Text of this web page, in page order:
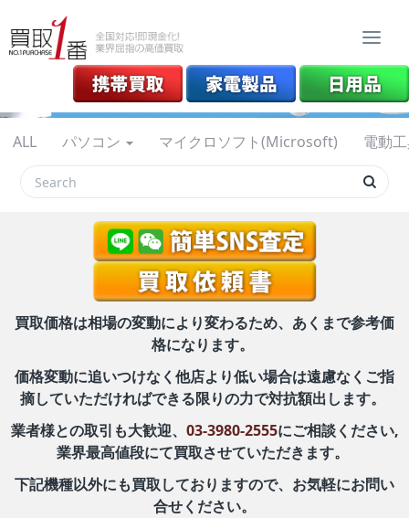
ALL パソコン マイクロソフト(Microsoft) 電動
買取価格は相場の変動により変わるため、あくまで参考価
格になります。
価格変動に追いつけなく他店より低い場合は遠慮なくご指
摘していただければできる限りの力で対抗額出します。
業者様との取引も大歓迎、 03-3980-2555にご相談ください,
業界最高値段にて買取させていただきます。
下記機種以外にも買取しておりますので、お気軽にお問い
合せください。